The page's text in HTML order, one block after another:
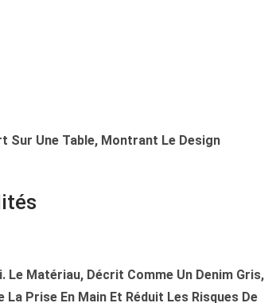
Sur Une Table, Montrant Le Design
Le Matériau, Décrit Comme Un Denim Gris,
Prise En Main Et Réduit Les Risques De